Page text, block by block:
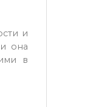
и
она
в